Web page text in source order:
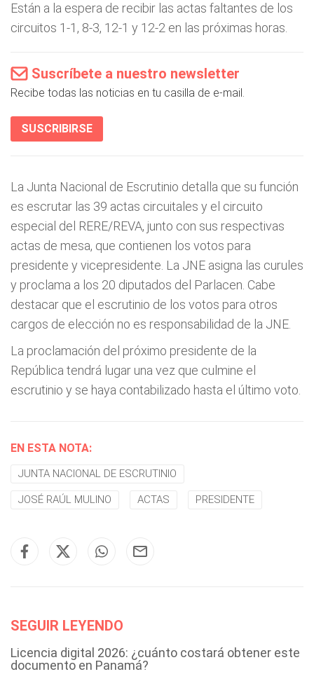
Están a la espera de recibir las actas faltantes de los
circuitos 1-1, 8-3, 12-1 y 12-2 en las próximas horas.
Suscríbete a nuestro newsletter
Recibe todas las noticias en tu casilla de e-mail.
SUSCRIBIRSE
La Junta Nacional de Escrutinio detalla que su función
es escrutar las 39 actas circuitales y el circuito
especial del RERE/REVA, junto con sus respectivas
actas de mesa, que contienen los votos para
presidente y vicepresidente. La JNE asigna las curules
y proclama a los 20 diputados del Parlacen. Cabe
destacar que el escrutinio de los votos para otros
cargos de elección no es responsabilidad de la JNE.
La proclamación del próximo presidente de la
República tendrá lugar una vez que culmine el
escrutinio y se haya contabilizado hasta el último voto.
EN ESTA NOTA:
JUNTA NACIONAL DE ESCRUTINIO
JOSÉ RAÚL MULINO ACTAS PRESIDENTE
SEGUIR LEYENDO
Licencia digital 2026: ¿cuánto costará obtener este
documento en Panamá?